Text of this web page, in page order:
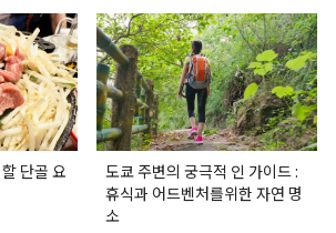
단골 요
도쿄 주변의 궁극적 인 가이드 :
휴식과 어드벤처를위한 자연 명
소